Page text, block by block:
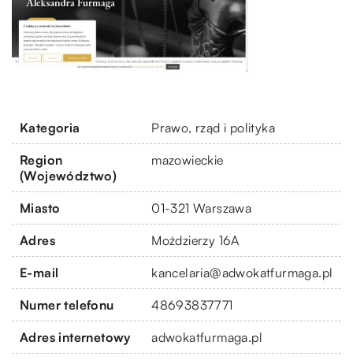
Kategoria Prawo, rząd i polityka
Region
(Województwo)
mazowieckie
Miasto 01-321 Warszawa
Adres Moździerzy 16A
E-mail kancelaria@adwokatfurmaga.pl
Numer telefonu 48693837771
Adres internetowy adwokatfurmaga.pl